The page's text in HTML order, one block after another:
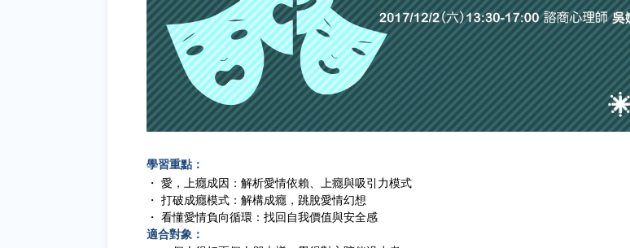
學習重點：
・ 愛，上癮成因：解析愛情依賴、上癮與吸引力模式
・ 打破成癮模式：解構成癮，跳脫愛情幻想
・ 看懂愛情負向循環：找回自我價值與安全感
適合對象：